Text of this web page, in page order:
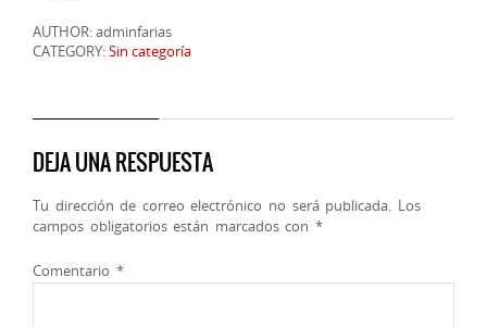
AUTHOR: adminfarias
CATEGORY:Sin categoría
DEJA UNA RESPUESTA
Tu dirección de correo electrónico no será publicada. Los
campos obligatorios están marcados con *
Comentario *